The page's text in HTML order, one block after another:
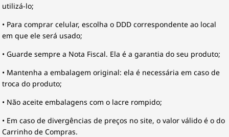
utilizá-lo;
• Para comprar celular, escolha o DDD correspondente ao local
em que ele será usado;
• Guarde sempre a Nota Fiscal. Ela é a garantia do seu produto;
• Mantenha a embalagem original: ela é necessária em caso de
troca do produto;
• Não aceite embalagens com o lacre rompido;
• Em caso de divergências de preços no site, o valor válido é o do
Carrinho de Compras.